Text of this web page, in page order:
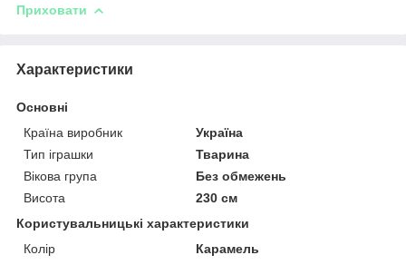
Приховати
Характеристики
Основні
Країна виробник
Україна
Тип іграшки
Тварина
Вікова група
Без обмежень
Висота
230 см
Користувальницькі характеристики
Колір
Карамель